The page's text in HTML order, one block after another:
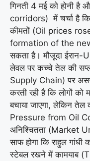
गिनती 4 मई को होनी है
corridors) में चर्चा है
कीमतों (Oil prices
formation of the
सकता है। मौजूदा ईरान-
लेवल पर कच्चे तेल की
Supply Chain) पर असर
करती रही है कि लोगों
बचाया जाएगा, लेकिन
Pressure from Oil
अनिश्चितता (Market
साफ होगा कि राहुल गांधी
स्टेबल रखने में कामयाब